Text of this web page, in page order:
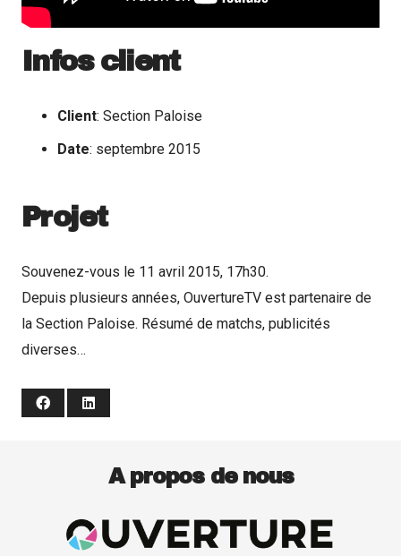
Infos client
Client: Section Paloise
Date: septembre 2015
Projet
Souvenez-vous le 11 avril 2015, 17h30.
Depuis plusieurs années, OuvertureTV est partenaire de
la Section Paloise. Résumé de matchs, publicités
diverses…
A propos de nous